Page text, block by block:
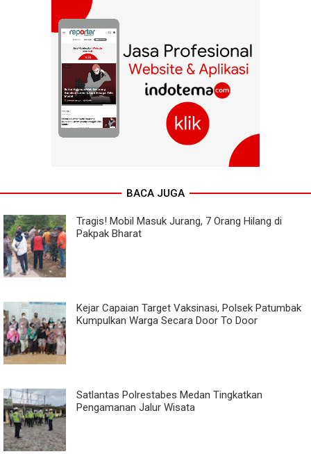
BACA JUGA
Tragis! Mobil Masuk Jurang, 7 Orang Hilang di
Pakpak Bharat
Kejar Capaian Target Vaksinasi, Polsek Patumbak
Kumpulkan Warga Secara Door To Door
Satlantas Polrestabes Medan Tingkatkan
Pengamanan Jalur Wisata